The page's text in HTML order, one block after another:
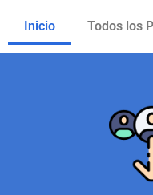
Inicio Todos los